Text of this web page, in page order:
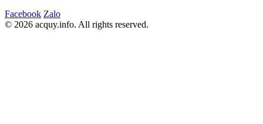
Facebook Zalo
© 2026 acquy.info. All rights reserved.